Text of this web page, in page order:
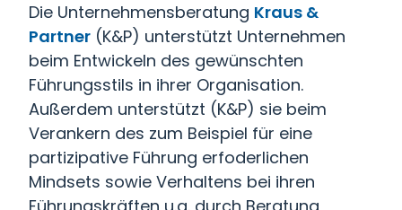
Die Unternehmensberatung Kraus &
Partner (K&P) unterstützt Unternehmen
beim Entwickeln des gewünschten
Führungsstils in ihrer Organisation.
Außerdem unterstützt (K&P) sie beim
Verankern des zum Beispiel für eine
partizipative Führung erfoderlichen
Mindsets sowie Verhaltens bei ihren